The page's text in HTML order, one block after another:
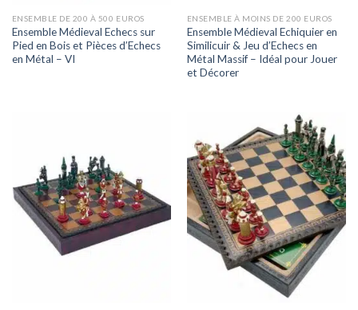
ENSEMBLE DE 200 À 500 EUROS
Ensemble Médieval Echecs sur
Pied en Bois et Pièces d’Echecs
en Métal – VI
ENSEMBLE À MOINS DE 200 EUROS
Ensemble Médieval Echiquier en
Similicuir & Jeu d’Echecs en
Métal Massif – Idéal pour Jouer
et Décorer